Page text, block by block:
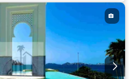
Terraza
Permite niños
amueblado